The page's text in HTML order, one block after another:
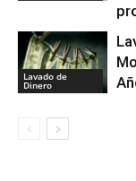
Lavado de
Dinero